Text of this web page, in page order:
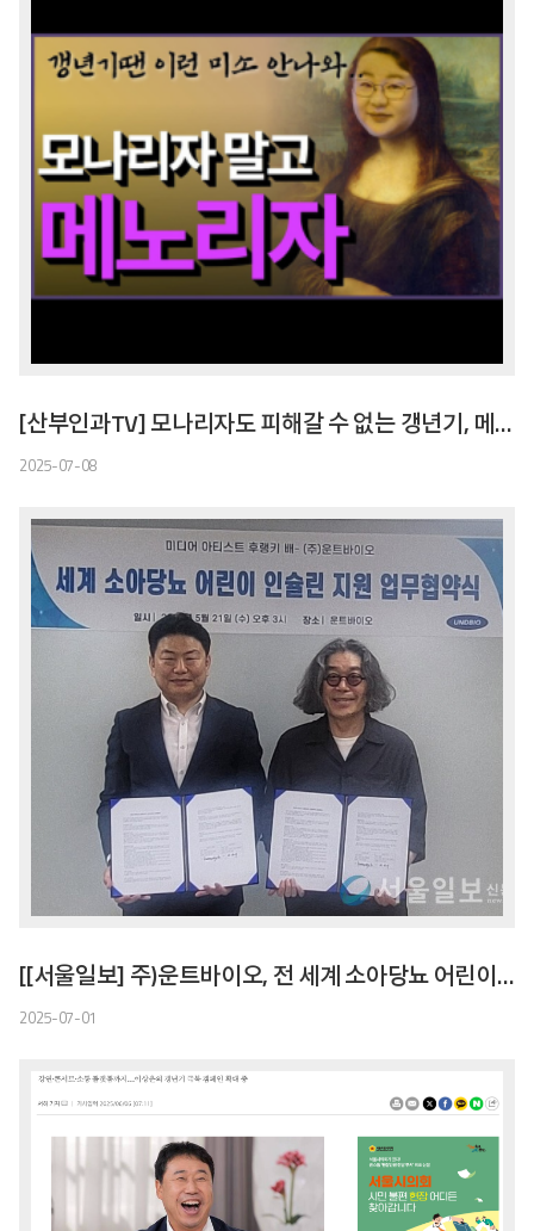
[산부인과TV] 모나리자도 피해갈 수 없는 갱년기, 메노리자로 해결
2025-07-08
[[서울일보] 주)운트바이오, 전 세계 소아당뇨 어린이에게 인슐린 기부 협약
2025-07-01